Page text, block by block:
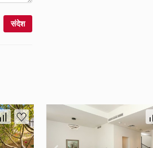
संदेश